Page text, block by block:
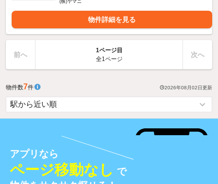
(株)ヤマニ
物件詳細を見る
前へ
1ページ目
全1ページ
次へ
物件数7件 2026年08月02日更新
アプリなら
ページ移動なし で